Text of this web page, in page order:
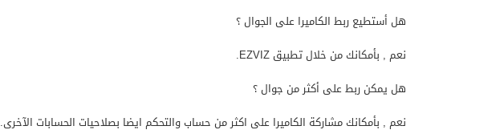
هل أستطيع ربط الكاميرا على الجوال ؟
نعم , بأمكانك من خلال تطبيق EZVIZ.
هل يمكن ربط على أكثر من جوال ؟
نعم , بأمكانك مشاركة الكاميرا على اكثر من حساب والتحكم ايضا بصلاحيات الحسابات الآخرى.